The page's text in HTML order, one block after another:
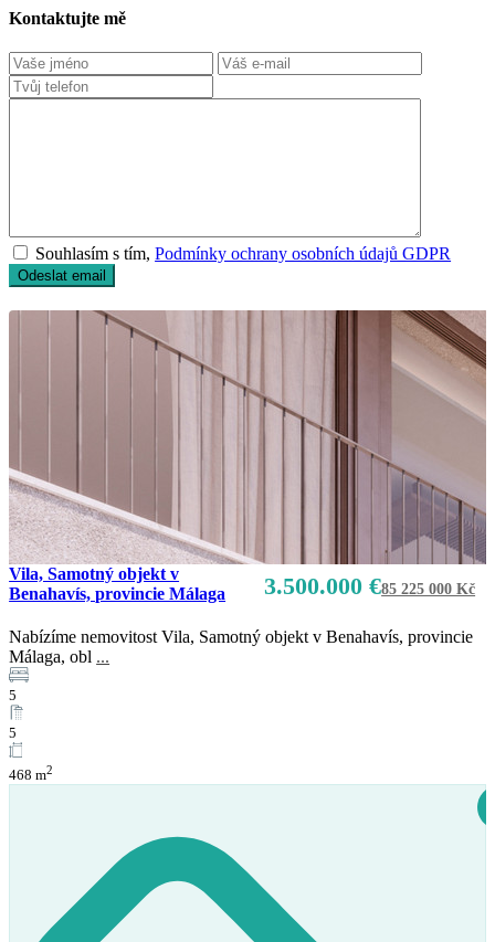
Prodej
K dispozici
Kontaktujte mě
Souhlasím s tím,Podmínky ochrany osobních údajů GDPR
3.500.000 €85 225 000 Kč
Vila, Samotný objekt v
Benahavís, provincie Málaga
Nabízíme nemovitost Vila, Samotný objekt v Benahavís, provincie
Málaga, obl ...
5
5
468 m2